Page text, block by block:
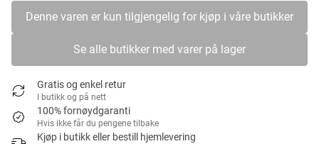
Denne varen er kun tilgjengelig for kjøp i våre butikker
Se alle butikker med varer på lager
Gratis og enkel retur
I butikk og på nett
100% fornøydgaranti
Hvis ikke får du pengene tilbake
Kjøp i butikk eller bestill hjemlevering